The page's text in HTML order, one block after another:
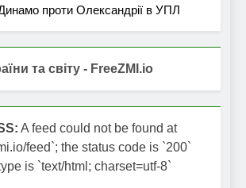
проти Олександрії в УПЛ
та світу - FreeZMI.io
A feed could not be found at
feed`; the status code is `200`
is `text/html; charset=utf-8`